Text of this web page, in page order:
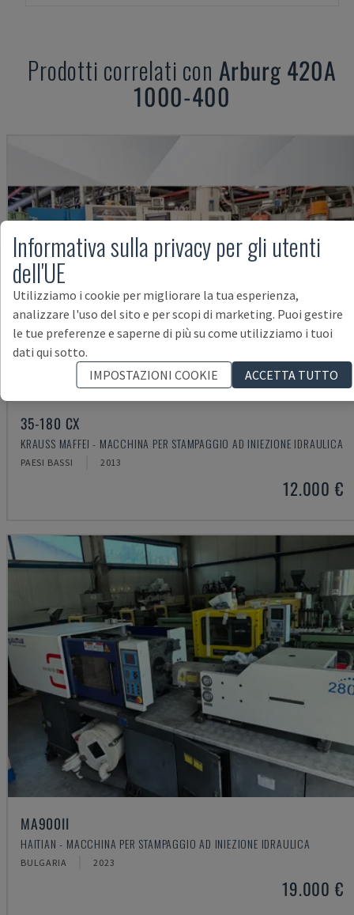
Prodotti correlati con Arburg 420A
1000-400
35-180 CX
KRAUSS MAFFEI - MACCHINA PER STAMPAGGIO AD INIEZIONE IDRAULICA
PAESI BASSI 2013
12.000 €
MA900ІІ
HAITIAN - MACCHINA PER STAMPAGGIO AD INIEZIONE IDRAULICA
BULGARIA 2023
19.000 €
Informativa sulla privacy per gli utenti
dell'UE
Utilizziamo i cookie per migliorare la tua esperienza,
analizzare l'uso del sito e per scopi di marketing. Puoi gestire
le tue preferenze e saperne di più su come utilizziamo i tuoi
dati qui sotto.
IMPOSTAZIONI COOKIE
ACCETTA TUTTO